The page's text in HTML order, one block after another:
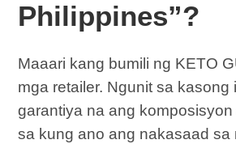
Philippines”?
Maaari kang bumili ng KETO
mga retailer. Ngunit sa kasong
garantiya na ang
sa kung ano ang nakasaad sa